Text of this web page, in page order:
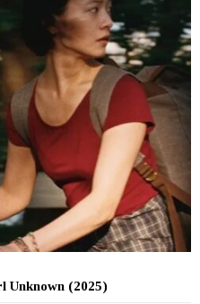
Unknown (2025)